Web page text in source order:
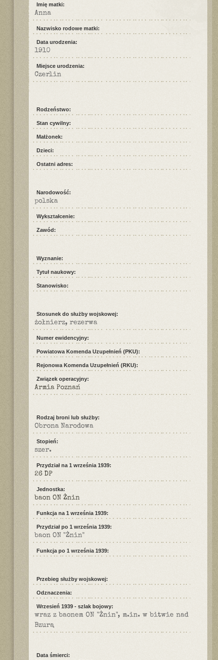
Imię matki:
Anna
Nazwisko rodowe matki:
Data urodzenia:
1910
Miejsce urodzenia:
Czerlin
Rodzeństwo:
Stan cywilny:
Małżonek:
Dzieci:
Ostatni adres:
Narodowość:
polska
Wykształcenie:
Zawód:
Wyznanie:
Tytuł naukowy:
Stanowisko:
Stosunek do służby wojskowej:
żołnierz, rezerwa
Numer ewidencyjny:
Powiatowa Komenda Uzupełnień (PKU):
Rejonowa Komenda Uzupełnień (RKU):
Związek operacyjny:
Armia Poznań
Rodzaj broni lub służby:
Obrona Narodowa
Stopień:
szer.
Przydział na 1 września 1939:
26 DP
Jednostka:
baon ON Żnin
Funkcja na 1 września 1939:
Przydział po 1 września 1939:
baon ON "Żnin"
Funkcja po 1 września 1939:
Przebieg służby wojskowej:
Odznaczenia:
Wrzesień 1939 - szlak bojowy:
wraz z baonem ON "Żnin", m.in. w bitwie nad
Bzurą
Data śmierci: